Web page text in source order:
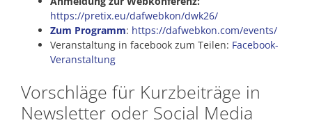
https://pretix.eu/dafwebkon/dwk26/
Zum Programm: https://dafwebkon.com/events/
Veranstaltung in facebook zum Teilen: Facebook-
Veranstaltung
Vorschläge für Kurzbeiträge in
Newsletter oder Social Media